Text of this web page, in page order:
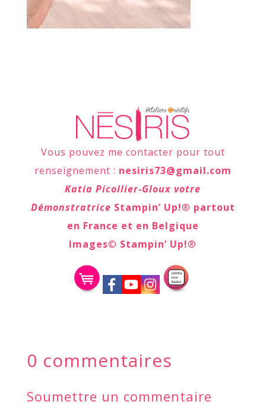
Vous pouvez me contacter pour tout
renseignement : nesiris73@gmail.com
Katia Picollier-Gloux votre
Démonstratrice Stampin’ Up!® partout
en France et en Belgique
Images© Stampin’ Up!®
0 commentaires
Soumettre un commentaire